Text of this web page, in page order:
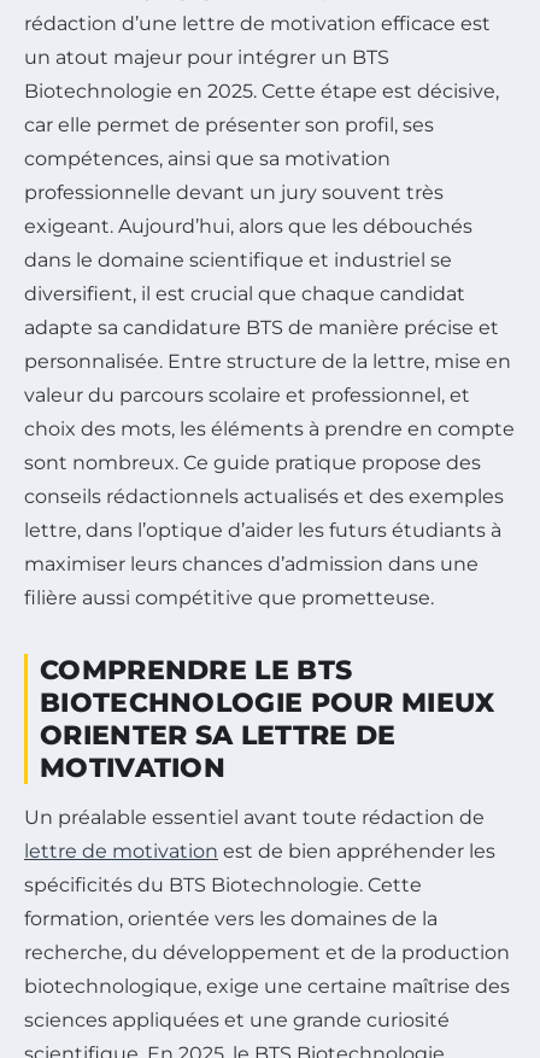
rédaction d’une lettre de motivation efficace est
un atout majeur pour intégrer un BTS
Biotechnologie en 2025. Cette étape est décisive,
car elle permet de présenter son profil, ses
compétences, ainsi que sa motivation
professionnelle devant un jury souvent très
exigeant. Aujourd’hui, alors que les débouchés
dans le domaine scientifique et industriel se
diversifient, il est crucial que chaque candidat
adapte sa candidature BTS de manière précise et
personnalisée. Entre structure de la lettre, mise en
valeur du parcours scolaire et professionnel, et
choix des mots, les éléments à prendre en compte
sont nombreux. Ce guide pratique propose des
conseils rédactionnels actualisés et des exemples
lettre, dans l’optique d’aider les futurs étudiants à
maximiser leurs chances d’admission dans une
filière aussi compétitive que prometteuse.
COMPRENDRE LE BTS
BIOTECHNOLOGIE POUR MIEUX
ORIENTER SA LETTRE DE
MOTIVATION
Un préalable essentiel avant toute rédaction de
lettre de motivation est de bien appréhender les
spécificités du BTS Biotechnologie. Cette
formation, orientée vers les domaines de la
recherche, du développement et de la production
biotechnologique, exige une certaine maîtrise des
sciences appliquées et une grande curiosité